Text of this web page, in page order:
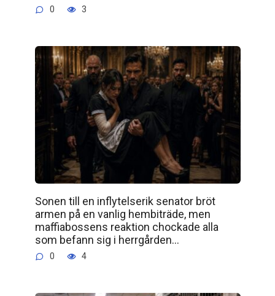
0 3
Sonen till en inflytelserik senator bröt
armen på en vanlig hembiträde, men
maffiabossens reaktion chockade alla
som befann sig i herrgården…
0 4